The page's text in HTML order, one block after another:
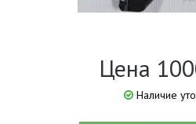
Цена
Наличие